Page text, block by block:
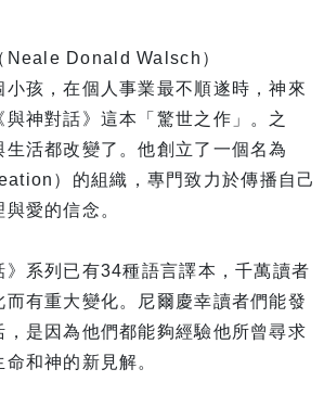
Neale Donald Walsch）
孩，在個人事業最不順遂時，神來
神對話》這本「驚世之作」。之
活都改變了。他創立了一個名為
）的組織，專門致力於傳播自己
愛的信念。
》系列已有34種語言譯本，千萬讀者
而有重大變化。尼爾慶幸讀者們能發
是因為他們都能夠經驗他所曾尋求
和神的新見解。